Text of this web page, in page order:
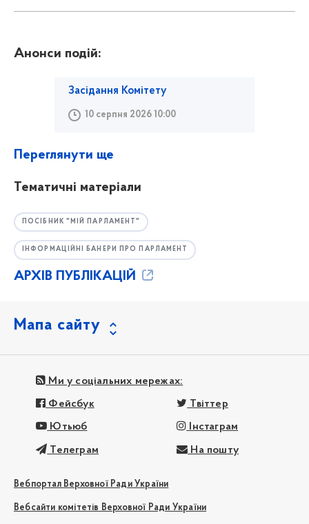
Анонси подій:
Засідання Комітету
10 серпня 2026 10:00
Переглянути ще
Тематичні матеріали
ПОСІБНИК "МІЙ ПАРЛАМЕНТ"
ІНФОРМАЦІЙНІ БАНЕРИ ПРО ПАРЛАМЕНТ
АРХІВ ПУБЛІКАЦІЙ
Мапа сайту
Ми у соціальних мережах:
Фейсбук Твіттер
Ютьюб Інстаграм
Телеграм На пошту
Вебпортал Верховної Ради України
Вебсайти комітетів Верховної Ради України